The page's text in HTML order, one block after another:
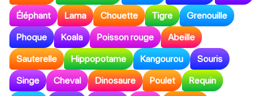
Éléphant Lama Chouette Tigre Grenouille
Phoque Koala Poisson rouge Abeille
Sauterelle Hippopotame Kangourou Souris
Singe Cheval Dinosaure Poulet Requin